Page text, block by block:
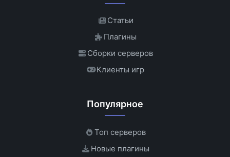
Статьи
Плагины
Сборки серверов
Клиенты игр
Популярное
Топ серверов
Новые плагины